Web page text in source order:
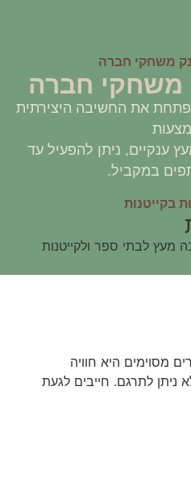
משחקי חברה
את החשיבה היצירתית
ענקיים, ניתן להפעיל עד
מעץ לבתי ספר ולקייטנות
מסוימים היא חוויה
ניתן לתרגם. חייבים לגעת